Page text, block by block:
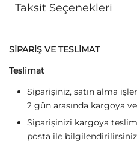
Taksit Seçenekleri
SİPARİŞ VE TESLİMAT
Teslimat
Siparişiniz, satın alma
2 gün arasında kargoya
Siparişinizi kargoya
posta ile